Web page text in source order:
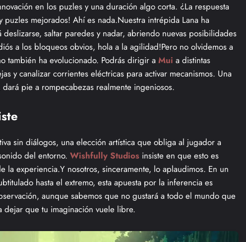
en los puzles y una duración algo corta. ¿La respuesta
puzles mejorados! Ahí es nada.Nuestra intrépida Lana ha
saltar paredes y nadar, abriendo nuevas posibilidades
a los bloqueos obvios, hola a la agilidad!Pero no olvidemos a
también ha evolucionado. Podrás dirigir a Mui a distintas
y canalizar corrientes eléctricas para activar mecanismos. Una
pie a rompecabezas realmente ingeniosos.
sin diálogos, una elección artística que obliga al jugador a
del entorno. Wishfully Studios insiste en que esto es
experiencia.Y nosotros, sinceramente, lo aplaudimos. En un
hasta el extremo, esta apuesta por la inferencia es
aunque sabemos que no gustará a todo el mundo que
dejar que tu imaginación vuele libre.